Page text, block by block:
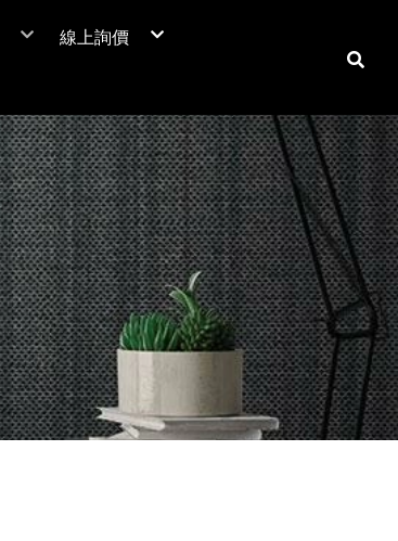
居家空間
電視牆 / 牆面
系統櫃 / 櫥櫃
玻璃裝飾貼膜
防爆膜/隔熱紙
門片、門框
大門
子母門
房門
防火門/消防門
消防栓
防火門
保護貼膜
天花板
工務機台
透明保護膜
鶯歌陶瓷博物館
土地公文化館
商業空間
活動展覽
大圖輸出
品牌廣告車
改色包膜
自體修復犀牛皮
重機
SUZUKI
HONDA
YAMAHA
KYMCO
機車
BWS
FORCE
線上詢價